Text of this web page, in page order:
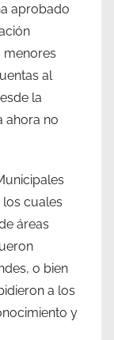
aprobado
menores
al
la
ahora no
los cuales
áreas
o bien
a los
y